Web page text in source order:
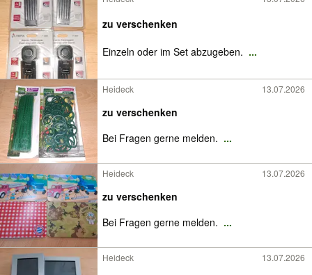
zu verschenken
Einzeln oder im Set abzugeben. ...
Heideck 13.07.2026
zu verschenken
Bei Fragen gerne melden. ...
Heideck 13.07.2026
zu verschenken
Bei Fragen gerne melden. ...
Heideck 13.07.2026